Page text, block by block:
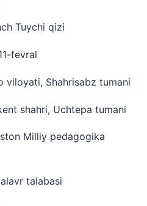
Tuychi qizi
fevral
viloyati, Shahrisabz tumani
shahri, Uchtepa tumani
Milliy pedagogika
talabasi